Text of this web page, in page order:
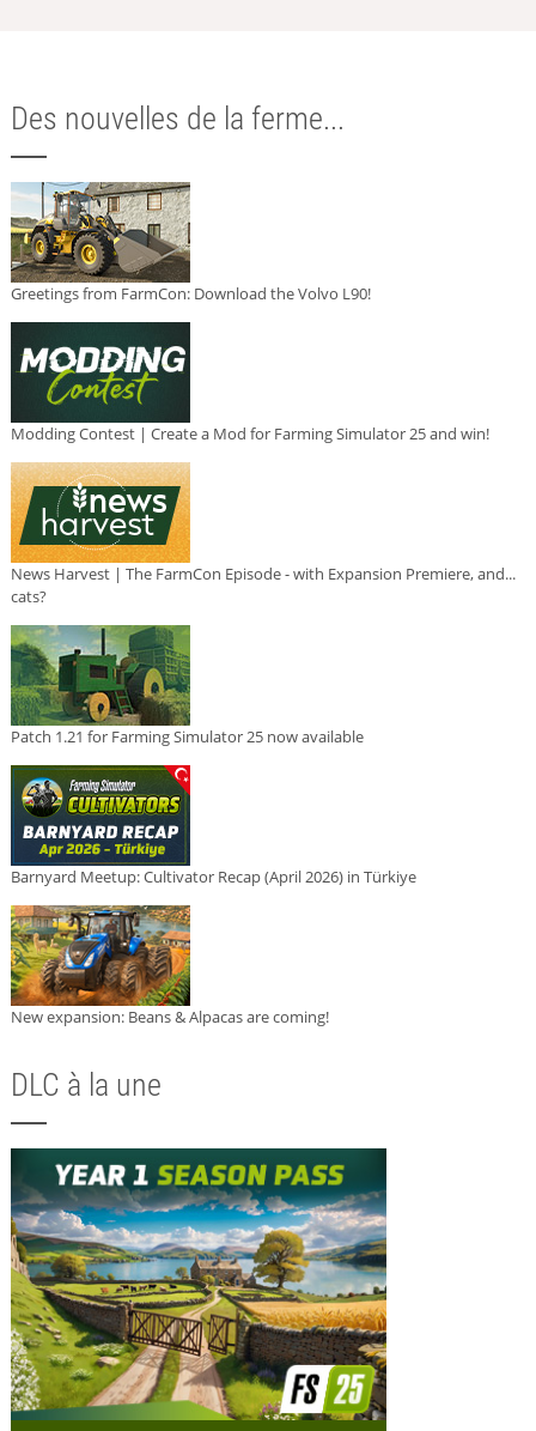
Des nouvelles de la ferme...
Greetings from FarmCon: Download the Volvo L90!
Modding Contest | Create a Mod for Farming Simulator 25 and win!
News Harvest | The FarmCon Episode - with Expansion Premiere, and...
cats?
Patch 1.21 for Farming Simulator 25 now available
Barnyard Meetup: Cultivator Recap (April 2026) in Türkiye
New expansion: Beans & Alpacas are coming!
DLC à la une